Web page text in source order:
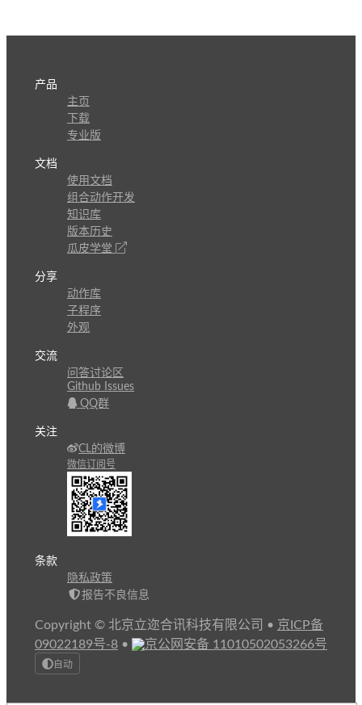
产品
主页
下载
专业版
文档
使用文档
组合动作开发
知识库
版本历史
瓜皮学堂
分享
动作库
子程序
外观
交流
问答讨论区
Github Issues
QQ群
关注
CL的微博
微信订阅号
条款
隐私政策
报告不良信息
Copyright © 北京立迩合讯科技有限公司 • 京ICP备
09022189号-8 • 京公网安备 11010502053266号
自动